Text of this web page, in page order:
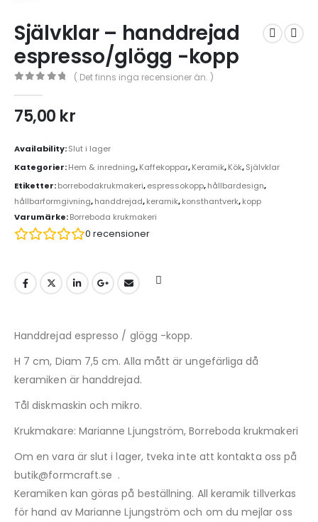
Självklar – handdrejad
espresso/glögg -kopp
( Det finns inga recensioner än. )
75,00 kr
Availability:Slut i lager
Kategorier:Hem & inredning,Kaffekoppar,Keramik,Kök,Självklar
Etiketter:borrebodakrukmakeri,espressokopp,hållbardesign,
hållbarformgivning,handdrejad,keramik,konsthantverk,kopp
Varumärke:Borreboda krukmakeri
0 recensioner
Handdrejad espresso / glögg -kopp.
H 7 cm, Diam 7,5 cm. Alla mått är ungefärliga då
keramiken är handdrejad.
Tål diskmaskin och mikro.
Krukmakare: Marianne Ljungström, Borreboda krukmakeri
Om en vara är slut i lager, tveka inte att kontakta oss på
butik@formcraft.se .
Keramiken kan göras på beställning. All keramik tillverkas
för hand av Marianne Ljungström och om du mejlar oss